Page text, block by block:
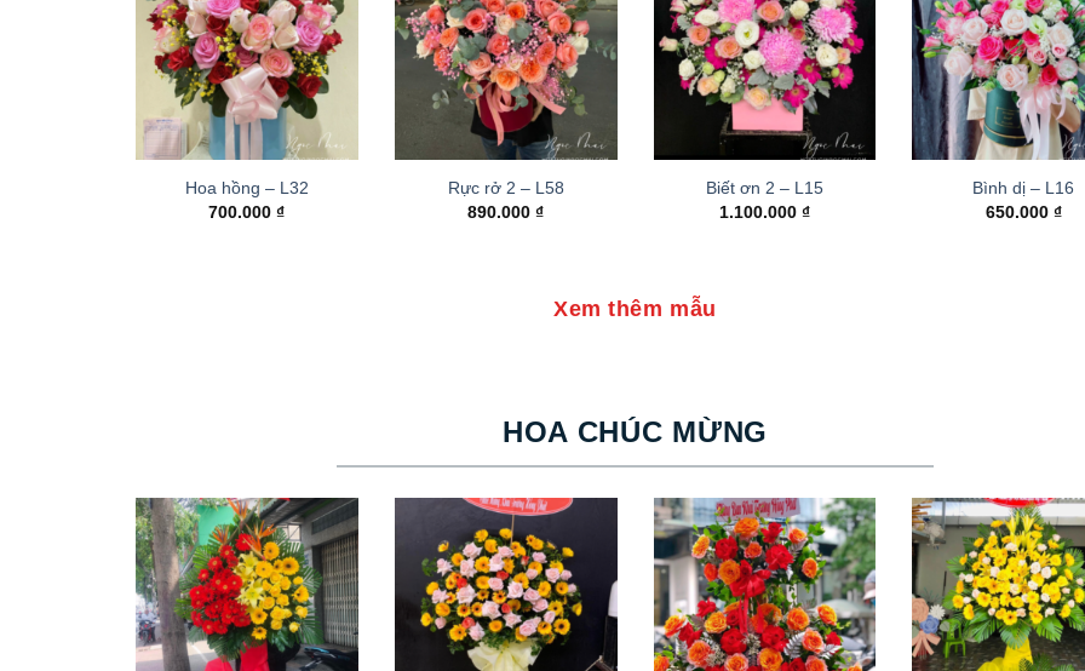
Hoa hồng – L32
700.000₫
Rực rở 2 – L58
890.000₫
Biết ơn 2 – L15
1.100.000 ₫
Bình dị – L16
650.000 ₫
Xem thêm mẫu
HOA CHÚC MỪNG